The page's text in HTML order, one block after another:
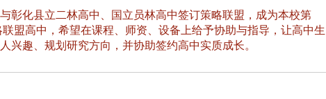
彰化县立二林高中、国立员林高中签订策略联盟，成为本校第
盟高中，希望在课程、师资、设备上给予协助与指导，让高中生
兴趣、规划研究方向，并协助签约高中实质成长。